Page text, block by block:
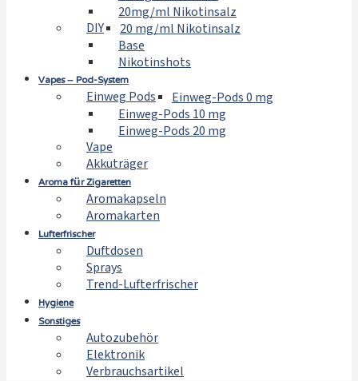
20mg/ml Nikotinsalz
DIY
20 mg/ml Nikotinsalz
Base
Nikotinshots
Vapes – Pod-System
Einweg Pods
Einweg-Pods 0 mg
Einweg-Pods 10 mg
Einweg-Pods 20 mg
Vape
Akkuträger
Aroma für Zigaretten
Aromakapseln
Aromakarten
Lufterfrischer
Duftdosen
Sprays
Trend-Lufterfrischer
Hygiene
Sonstiges
Autozubehör
Elektronik
Verbrauchsartikel